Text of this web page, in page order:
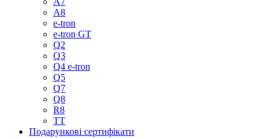
A8
e-tron
e-tron GT
Q2
Q3
Q4 e-tron
Q5
Q7
Q8
R8
TT
Подарункові сертифікати